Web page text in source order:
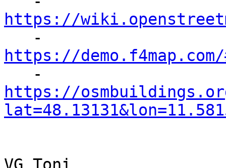
https://
https://demo.f4map.com/
https://